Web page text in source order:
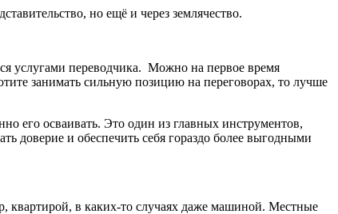
но ещё и через землячество.
услугами переводчика. Можно на первое время
занимать сильную позицию на переговорах, то лучше
его осваивать. Это один из главных инструментов,
доверие и обеспечить себя гораздо более выгодными
квартирой, в каких-то случаях даже машиной. Местные